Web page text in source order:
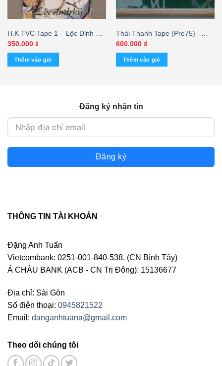
H.K TVC Tape 1 – Lộc Đỉnh Ký
(KGTC)
350.000 ₫
Thêm vào giỏ
Thái Thanh Tape (Pre75) –
Tiếng Hát Vượt Thời Gian
(KGFR)
600.000 ₫
Thêm vào giỏ
Đăng ký nhận tin
Đăng ký
THÔNG TIN TÀI KHOẢN
Đặng Anh Tuấn
Vietcombank: 0251-001-840-538. (CN Bình Tây)
Á CHÂU BANK (ACB - CN Trị Đông): 15136677
Địa chỉ: Sài Gòn
Số điện thoại: 0945821522
Email: danganhtuana@gmail.com
Theo dõi chúng tôi